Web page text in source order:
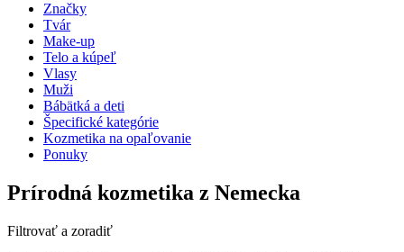
Značky
Tvár
Make-up
Telo a kúpeľ
Vlasy
Muži
Bábätká a deti
Špecifické kategórie
Kozmetika na opaľovanie
Ponuky
Prírodná kozmetika z Nemecka
Filtrovať a zoradiť